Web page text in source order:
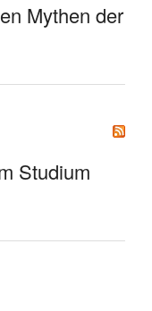
Mythen der
Studium